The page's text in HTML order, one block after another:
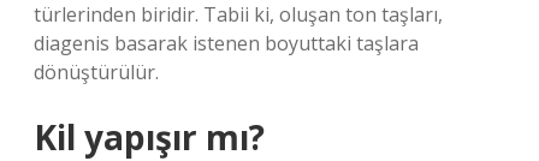
türlerinden biridir. Tabii ki, oluşan ton taşları,
diagenis basarak istenen boyuttaki taşlara
dönüştürülür.
Kil yapışır mı?